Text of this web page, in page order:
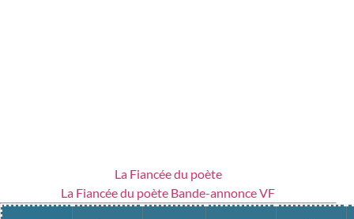
La Fiancée du poète
La Fiancée du poète Bande-annonce VF